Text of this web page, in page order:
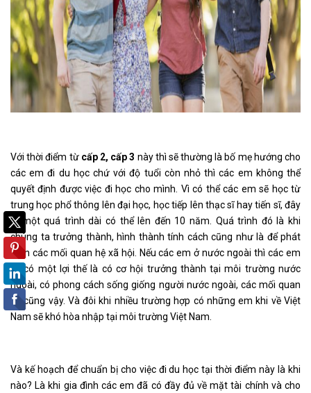
Với thời điểm từ cấp 2, cấp 3 này thì sẽ thường là bố mẹ hướng cho
các em đi du học chứ với độ tuổi còn nhỏ thì các em không thể
quyết định được việc đi học cho mình. Vì có thể các em sẽ học từ
trung học phổ thông lên đại học, học tiếp lên thạc sĩ hay tiến sĩ, đây
là một quá trình dài có thể lên đến 10 năm. Quá trình đó là khi
chúng ta trưởng thành, hình thành tính cách cũng như là để phát
triển các mối quan hệ xã hội. Nếu các em ở nước ngoài thì các em
sẽ có một lợi thế là có cơ hội trưởng thành tại môi trường nước
ngoài, có phong cách sống giống người nước ngoài, các mối quan
hệ cũng vậy. Và đôi khi nhiều trường hợp có những em khi về Việt
Nam sẽ khó hòa nhập tại môi trường Việt Nam.
Và kế hoạch để chuẩn bị cho việc đi du học tại thời điểm này là khi
nào? Là khi gia đình các em đã có đầy đủ về mặt tài chính và cho